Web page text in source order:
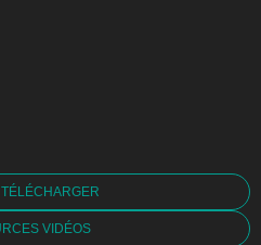
VIDÉOS